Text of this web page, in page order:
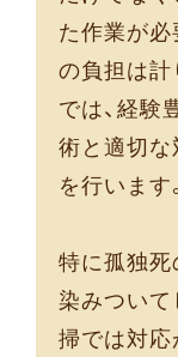
た作業が必
の負担は計
では、経験
術と適切な
を行います
特に孤独死
染みついて
掃では対応